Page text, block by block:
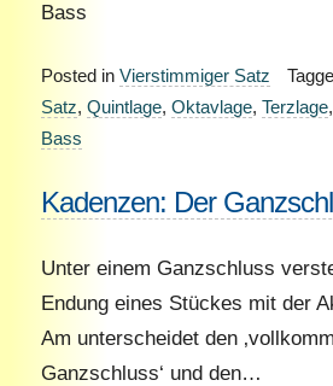
Bass
Posted in Vierstimmiger Satz
Satz, Quintlage, Oktavlage, Terzlage,
Bass
Kadenzen: Der
Unter einem Ganzschluss
Endung eines Stückes mit der
Am unterscheidet den
Ganzschluss‘ und den…